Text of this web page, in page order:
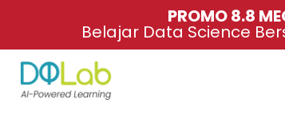
PROMO 8.8
Belajar Data Science